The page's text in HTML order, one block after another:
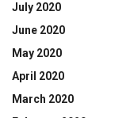
July 2020
June 2020
May 2020
April 2020
March 2020